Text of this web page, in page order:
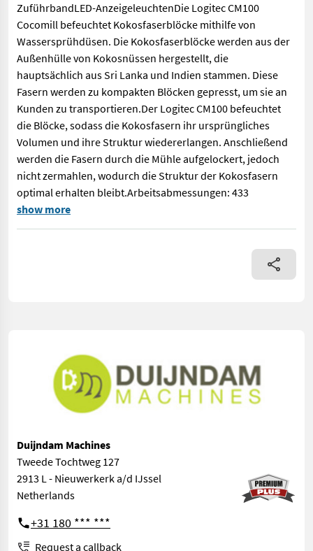
ZuführbandLED-AnzeigeleuchtenDie Logitec CM100
Cocomill befeuchtet Kokosfaserblöcke mithilfe von
Wassersprühdüsen. Die Kokosfaserblöcke werden aus der
Außenhülle von Kokosnüssen hergestellt, die
hauptsächlich aus Sri Lanka und Indien stammen. Diese
Fasern werden zu kompakten Blöcken gepresst, um sie an
Kunden zu transportieren.Der Logitec CM100 befeuchtet
die Blöcke, sodass die Kokosfasern ihr ursprüngliches
Volumen und ihre Struktur wiedererlangen. Anschließend
werden die Fasern durch die Mühle aufgelockert, jedoch
nicht zermahlen, wodurch die Struktur der Kokosfasern
optimal erhalten bleibt.Arbeitsabmessungen: 433
Maschine zum Aufquellen von Kokosfaserblöcken mittels
show more
Duijndam Machines
Tweede Tochtweg 127
2913 L - Nieuwerkerk a/d IJssel
Netherlands
+31 180 *** ***
Request a callback